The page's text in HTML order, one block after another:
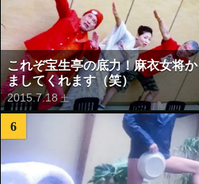
これぞ宝生亭の底力！麻衣女将か
ましてくれます（笑）
2015.7.18 土
6